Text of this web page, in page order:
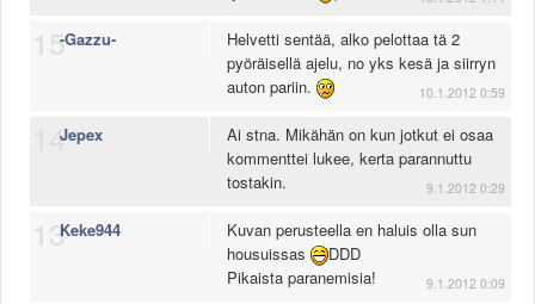
15-Gazzu-
Helvetti sentää, alko pelottaa tä 2
pyöräisellä ajelu, no yks kesä ja siirryn
auton pariin.
10.1.2012 0:59
14Jepex
Ai stna. Mikähän on kun jotkut ei osaa
kommenttei lukee, kerta parannuttu
tostakin.
9.1.2012 0:29
13Keke944
Kuvan perusteella en haluis olla sun
housuissas
DDD
Pikaista paranemisia!
9.1.2012 0:09